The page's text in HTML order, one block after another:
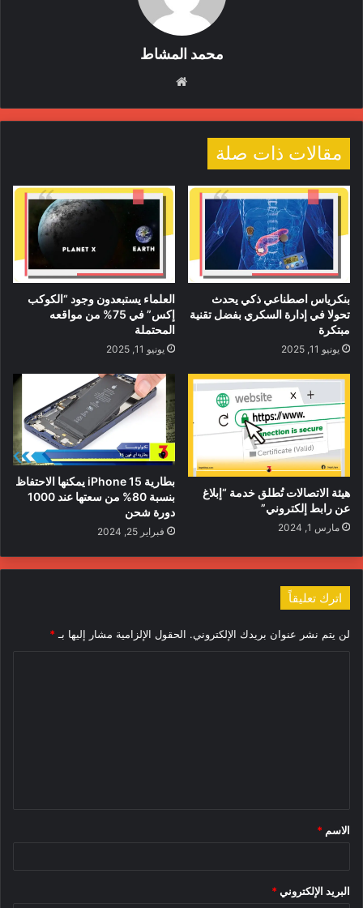
محمد المشاط
مقالات ذات صلة
بنكرياس اصطناعي ذكي يحدث
تحولا في إدارة السكري بفضل تقنية
مبتكرة
يونيو 11, 2025
العلماء يستبعدون وجود “الكوكب
إكس” في 75% من مواقعه
المحتملة
يونيو 11, 2025
هيئة الاتصالات تُطلق خدمة “إبلاغ
عن رابط إلكتروني”
مارس 1, 2024
بطارية iPhone 15 يمكنها الاحتفاظ
بنسبة 80% من سعتها عند 1000
دورة شحن
فبراير 25, 2024
اترك تعليقاً
لن يتم نشر عنوان بريدك الإلكتروني. الحقول الإلزامية مشار إليها بـ *
*
الاسم *
البريد الإلكتروني *